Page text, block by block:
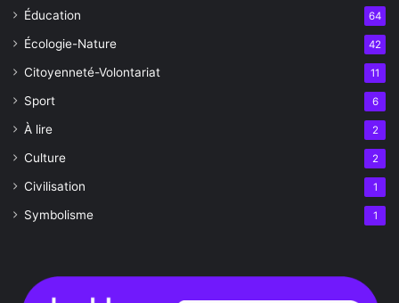
Éducation 64
Écologie-Nature 42
Citoyenneté-Volontariat 11
Sport 6
À lire 2
Culture 2
Civilisation 1
Symbolisme 1